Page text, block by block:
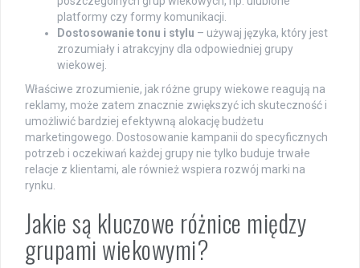
platformy czy formy komunikacji.
Dostosowanie tonu i stylu – używaj języka, który jest
zrozumiały i atrakcyjny dla odpowiedniej grupy
wiekowej.
Właściwe zrozumienie, jak różne grupy wiekowe reagują na
reklamy, może zatem znacznie zwiększyć ich skuteczność i
umożliwić bardziej efektywną alokację budżetu
marketingowego. Dostosowanie kampanii do specyficznych
potrzeb i oczekiwań każdej grupy nie tylko buduje trwałe
relacje z klientami, ale również wspiera rozwój marki na
rynku.
Jakie są kluczowe różnice między
grupami wiekowymi?